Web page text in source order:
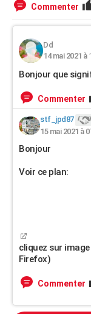
Commenter
Dd
14 mai 2021 à
Bonjour que
Commenter
stf_jpd87
15 mai 2021 à
Bonjour
Voir ce plan:
cliquez sur
Firefox)
Commenter